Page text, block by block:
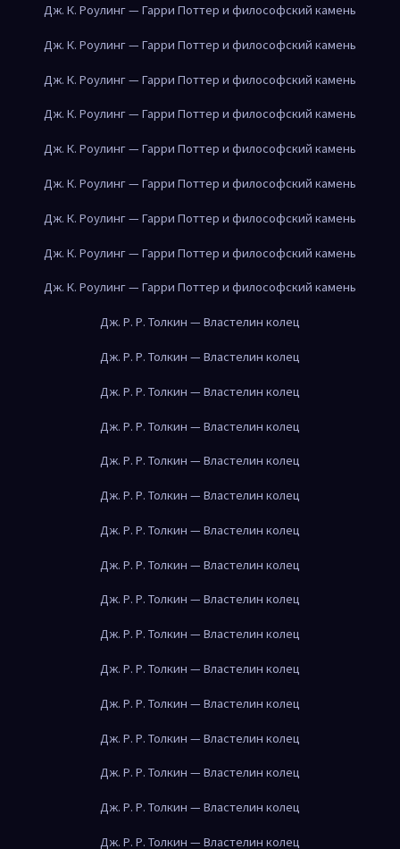
Дж. К. Роулинг — Гарри Поттер и философский камень
Дж. К. Роулинг — Гарри Поттер и философский камень
Дж. К. Роулинг — Гарри Поттер и философский камень
Дж. К. Роулинг — Гарри Поттер и философский камень
Дж. К. Роулинг — Гарри Поттер и философский камень
Дж. К. Роулинг — Гарри Поттер и философский камень
Дж. К. Роулинг — Гарри Поттер и философский камень
Дж. К. Роулинг — Гарри Поттер и философский камень
Дж. К. Роулинг — Гарри Поттер и философский камень
Дж. Р. Р. Толкин — Властелин колец
Дж. Р. Р. Толкин — Властелин колец
Дж. Р. Р. Толкин — Властелин колец
Дж. Р. Р. Толкин — Властелин колец
Дж. Р. Р. Толкин — Властелин колец
Дж. Р. Р. Толкин — Властелин колец
Дж. Р. Р. Толкин — Властелин колец
Дж. Р. Р. Толкин — Властелин колец
Дж. Р. Р. Толкин — Властелин колец
Дж. Р. Р. Толкин — Властелин колец
Дж. Р. Р. Толкин — Властелин колец
Дж. Р. Р. Толкин — Властелин колец
Дж. Р. Р. Толкин — Властелин колец
Дж. Р. Р. Толкин — Властелин колец
Дж. Р. Р. Толкин — Властелин колец
Дж. Р. Р. Толкин — Властелин колец